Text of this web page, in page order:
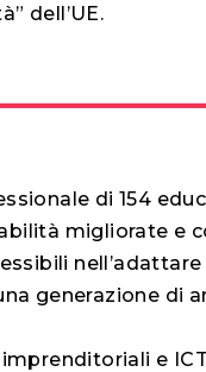
dell’UE.
di 154
migliorate e
generazione di
e